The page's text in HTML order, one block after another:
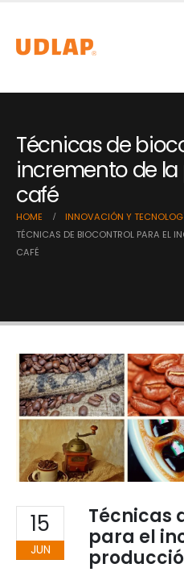
Técnicas de
incremento de
café
HOME
INNOVACIÓN Y
TÉCNICAS DE BIOCONTROL PARA EL
CAFÉ
15
JUN
Técnicas
para el